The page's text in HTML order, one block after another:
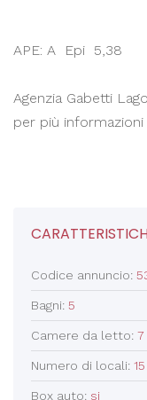
APE: A Epi 5,38
Agenzia Gabetti
per più informazioni
Codice annuncio:
Bagni: 5
Camere da letto: 7
Numero di locali: 15
Box auto: si